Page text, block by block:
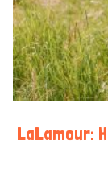
LaLamour: